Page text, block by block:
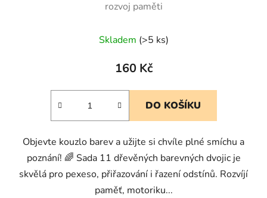
rozvoj paměti
Skladem (>5 ks)
160 Kč
DO KOŠÍKU
Objevte kouzlo barev a užijte si chvíle plné smíchu a
poznání! 🌈 Sada 11 dřevěných barevných dvojic je
skvělá pro pexeso, přiřazování i řazení odstínů. Rozvíjí
paměť, motoriku...